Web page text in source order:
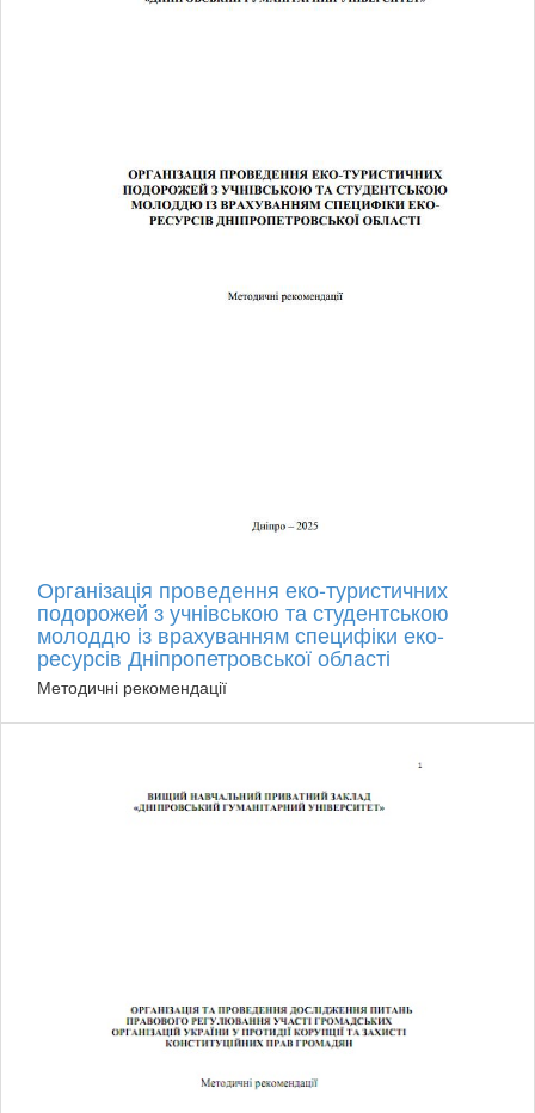
Організація проведення еко-туристичних
подорожей з учнівською та студентською
молоддю із врахуванням специфіки еко-
ресурсів Дніпропетровської області
Методичні рекомендації